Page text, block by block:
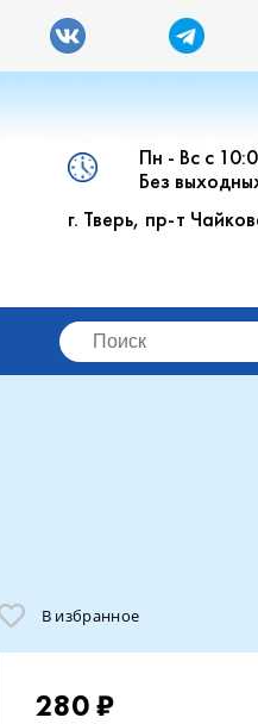
Пн - Вс с
Без
г. Тверь, пр-т
В избранное
280 ₽